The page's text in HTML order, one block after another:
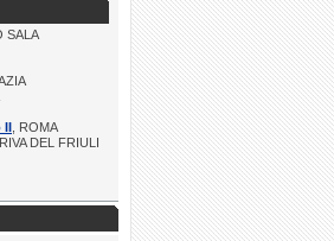
SALA
II , ROMA
DEL FRIULI